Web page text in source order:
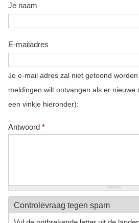
Je naam
E-mailadres
Je e-mail adres zal niet getoond
meldingen wilt ontvangen als er nieuwe
een vinkje hieronder):
Antwoord *
Controlevraag tegen spam